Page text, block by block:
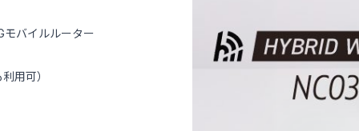
バイルルーター
用可）